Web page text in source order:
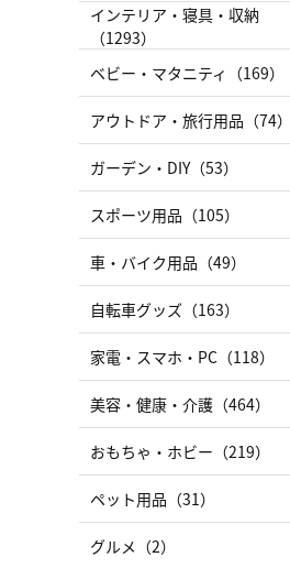
インテリア・寝具・収納
（1293）
ベビー・マタニティ（169）
アウトドア・旅行用品（74）
ガーデン・DIY（53）
スポーツ用品（105）
車・バイク用品（49）
自転車グッズ（163）
家電・スマホ・PC（118）
美容・健康・介護（464）
おもちゃ・ホビー（219）
ペット用品（31）
グルメ（2）